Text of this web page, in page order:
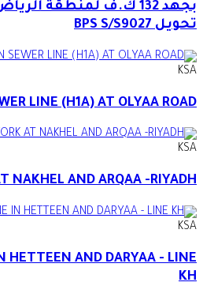
بجهد 132 ك.ف لمنطقة
تحويل BPS S/S9027
KSA
LINE (H1A) AT OLYAA ROAD
KSA
NAKHEL AND ARQAA -RIYADH
KSA
HETTEEN AND DARYAA - LINE
KH